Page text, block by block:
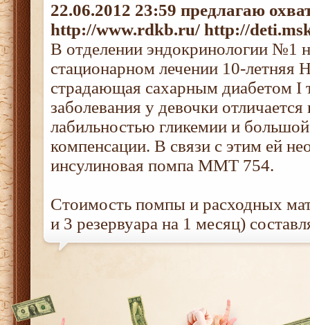
22.06.2012 23:59 предлагаю
http://www.rdkb.ru/ http://
В отделении эндокринологии №1
стационарном лечении 10-летняя
страдающая сахарным диабетом I
заболевания у девочки
лабильностью гликемии и
компенсации. В связи с этим ей
инсулиновая помпа ММТ 754.
Стоимость помпы и расходных
и 3 резервуара на 1 месяц)